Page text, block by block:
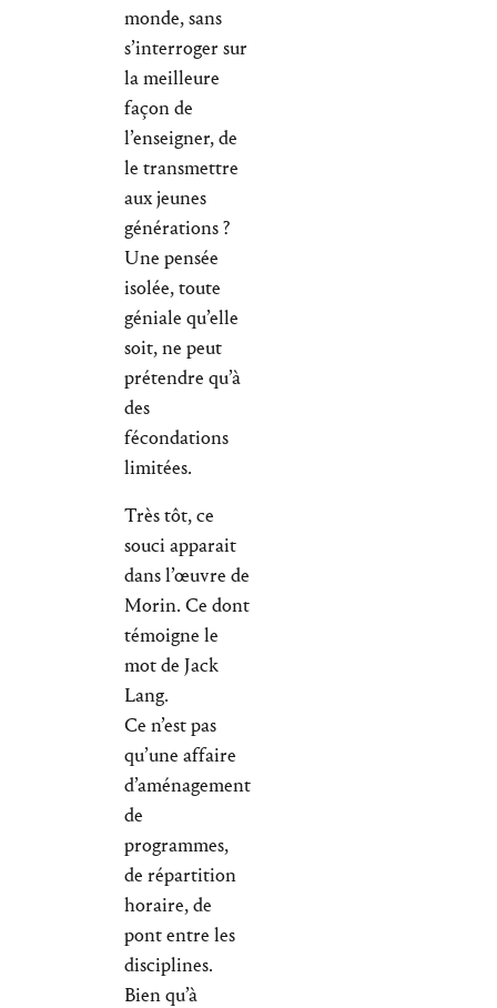
monde, sans
s’interroger sur
la meilleure
façon de
l’enseigner, de
le transmettre
aux jeunes
générations ?
Une pensée
isolée, toute
géniale qu’elle
soit, ne peut
prétendre qu’à
des
fécondations
limitées.
Très tôt, ce
souci apparait
dans l’œuvre de
Morin. Ce dont
témoigne le
mot de Jack
Lang.
Ce n’est pas
qu’une affaire
d’aménagement
de
programmes,
de répartition
horaire, de
pont entre les
disciplines.
Bien qu’à